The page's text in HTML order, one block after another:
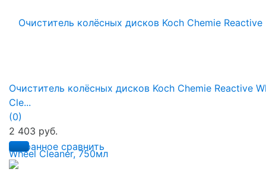
избранное сравнить
Очиститель колёсных дисков Koch Chemie Reactive
Cle...
(0)
2 403 руб.